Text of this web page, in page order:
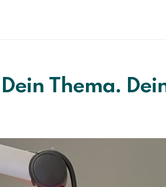
Thema.